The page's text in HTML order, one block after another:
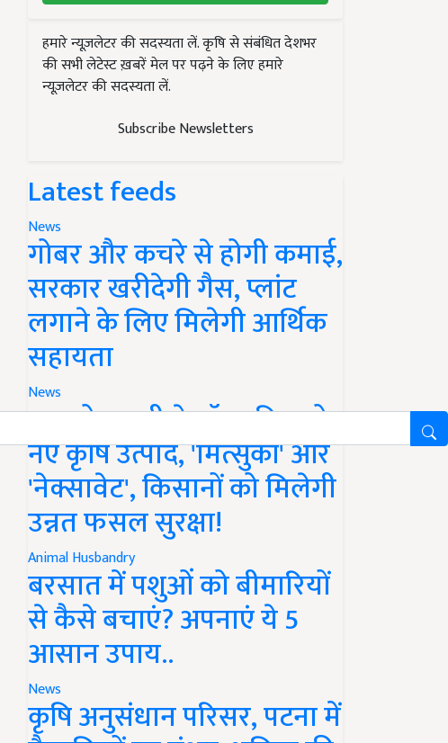
हमारे न्यूज़लेटर की सदस्यता लें. कृषि से संबंधित देशभर
की सभी लेटेस्ट ख़बरें मेल पर पढ़ने के लिए हमारे
न्यूज़लेटर की सदस्यता लें.
Subscribe Newsletters
Latest feeds
News
गोबर और कचरे से होगी कमाई,
सरकार खरीदेगी गैस, प्लांट
लगाने के लिए मिलेगी आर्थिक
सहायता
News
इफको-एमसी ने लॉन्च किए दो
नए कृषि उत्पाद, 'मित्सुकी' और
'नेक्सावेट', किसानों को मिलेगी
उन्नत फसल सुरक्षा!
Animal Husbandry
बरसात में पशुओं को बीमारियों
से कैसे बचाएं? अपनाएं ये 5
आसान उपाय..
News
कृषि अनुसंधान परिसर, पटना में